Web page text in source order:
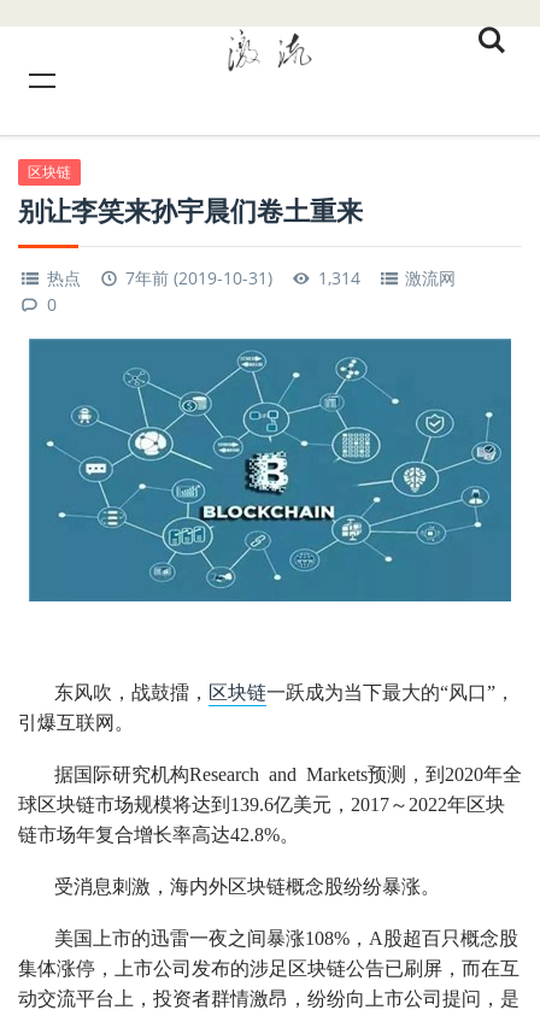
区块链
别让李笑来孙宇晨们卷土重来
热点 7年前 (2019-10-31) 1,314
激流网
0
东风吹，战鼓擂， 区块链一跃成为当下最大的“风口”，
引爆互联网。
据国际研究机构Research and Markets预测，到2020年全
球区块链市场规模将达到139.6亿美元，2017～2022年区块
链市场年复合增长率高达42.8%。
受消息刺激，海内外区块链概念股纷纷暴涨。
美国上市的迅雷一夜之间暴涨108%，A股超百只概念股
集体涨停，上市公司发布的涉足区块链公告已刷屏，而在互
动交流平台上，投资者群情激昂，纷纷向上市公司提问，是